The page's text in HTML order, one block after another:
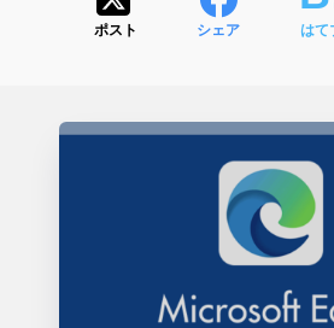
ポスト シェア はて